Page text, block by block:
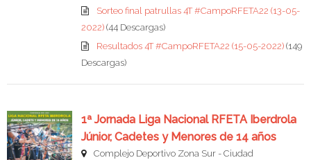
Sorteo final patrullas 4T #CampoRFETA22 (13-05-
2022) (44 Descargas)
Resultados 4T #CampoRFETA22 (15-05-2022) (149
Descargas)
1ª Jornada Liga Nacional RFETA Iberdrola
Júnior, Cadetes y Menores de 14 años
Complejo Deportivo Zona Sur - Ciudad